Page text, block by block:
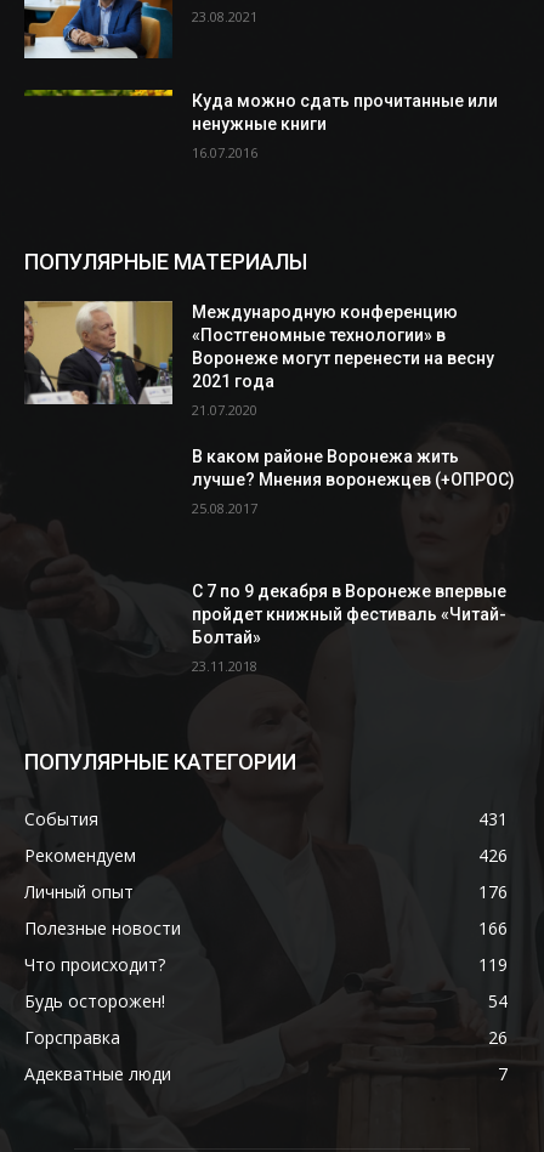
23.08.2021
Куда можно сдать прочитанные или
ненужные книги
16.07.2016
ПОПУЛЯРНЫЕ МАТЕРИАЛЫ
Международную конференцию
«Постгеномные технологии» в
Воронеже могут перенести на весну
2021 года
21.07.2020
В каком районе Воронежа жить
лучше? Мнения воронежцев (+ОПРОС)
25.08.2017
С 7 по 9 декабря в Воронеже впервые
пройдет книжный фестиваль «Читай-
Болтай»
23.11.2018
ПОПУЛЯРНЫЕ КАТЕГОРИИ
События
431
Рекомендуем
426
Личный опыт
176
Полезные новости
166
Что происходит?
119
Будь осторожен!
54
Горсправка
26
Адекватные люди
7